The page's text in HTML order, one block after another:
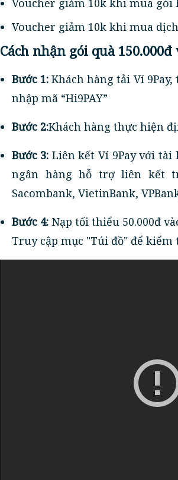
Voucher giảm 10k khi mua gói
Voucher giảm 10k khi mua
Cách nhận gói quà
Bước 1: Khách hàng tải Ví
nhập mã “Hi9PAY”
Bước 2:Khách hàng thực hiện
Bước 3: Liên kết Ví 9Pay với
ngân hàng hỗ trợ liên kết
Sacombank, VietinBank,
Bước 4: Nạp tối thiểu 50.000đ
Truy cập mục "Túi đồ" để